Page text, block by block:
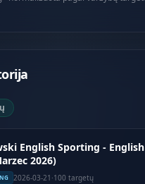
English Sporting - English
2026)
2026-03-21 ·100 targetų